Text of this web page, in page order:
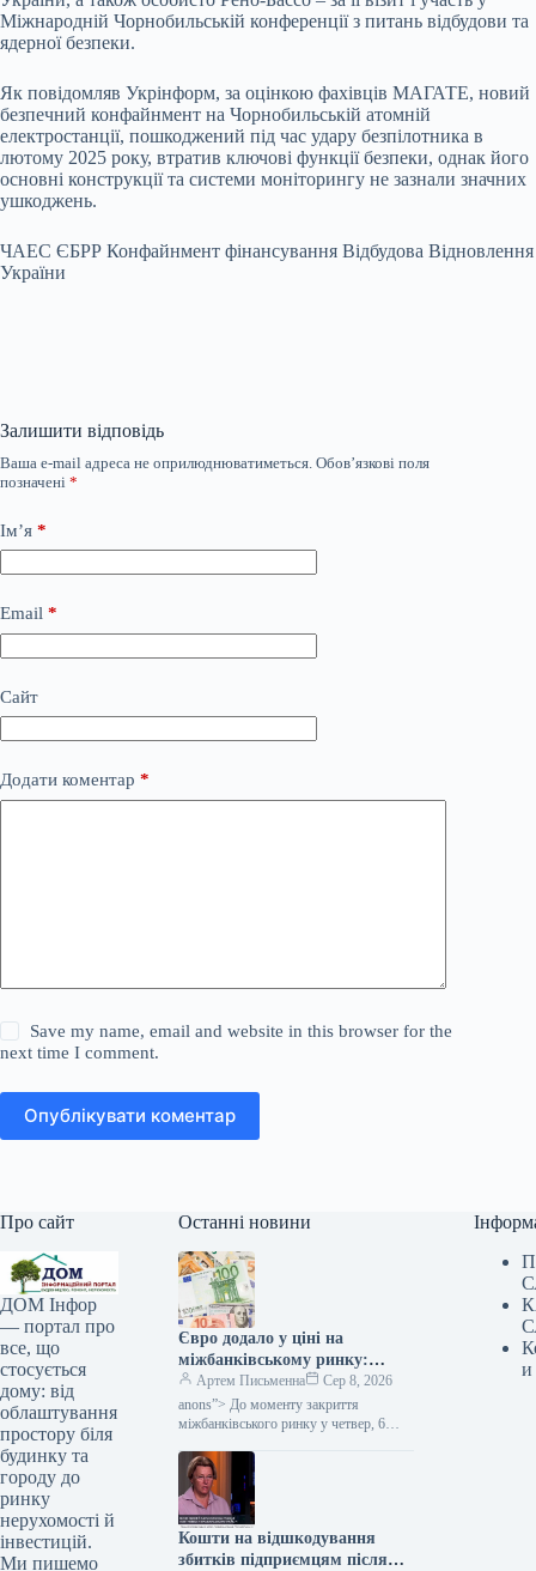
Міжнародній Чорнобильській конференції з питань відбудови та
ядерної безпеки.
Як повідомляв Укрінформ, за оцінкою фахівців МАГАТЕ, новий
безпечний конфайнмент на Чорнобильській атомній
електростанції, пошкоджений під час удару безпілотника в
лютому 2025 року, втратив ключові функції безпеки, однак його
основні конструкції та системи моніторингу не зазнали значних
ушкоджень.
ЧАЕС ЄБРР Конфайнмент фінансування Відбудова Відновлення
України
Залишити відповідь
Ваша e-mail адреса не оприлюднюватиметься. Обов’язкові поля
позначені *
Ім’я *
Email *
Сайт
Додати коментар *
Save my name, email and website in this browser for the
next time I comment.
Опублікувати коментар
Про сайт
ДОМ Інфор
— портал про
все, що
стосується
дому: від
облаштування
простору біля
будинку та
городу до
ринку
нерухомості й
інвестицій.
Ми пишемо
Останні новини
Євро додало у ціні на
міжбанківському ринку:
вартість валюти на вечір –
Мінфін
Артем Письменна
Сер 8, 2026
anons”> До моменту закриття
міжбанківського ринку у четвер, 6
незмінною при купівлі та збільшилася
на 1 копійку при продажу. Євро
Кошти на відшкодування
збитків підприємцям після
и